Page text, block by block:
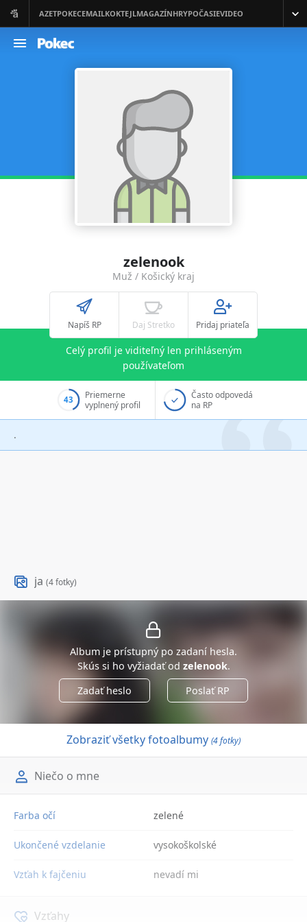
zelenook
Muž / Košický kraj
Napíš RP Daj Stretko Pridaj priateľa
Celý profil je viditeľný len prihláseným
používateľom
43
Priemerne
vyplnený profil
Často odpovedá
na RP
.
ja(4 fotky)
Album je prístupný po zadaní hesla.
Skús si ho vyžiadať od zelenook.
Zadať heslo
Poslať RP
Zobraziť všetky fotoalbumy (4 fotky)
Niečo o mne
Farba očí zelené
Ukončené vzdelanie vysokoškolské
Vzťah k fajčeniu nevadí mi
Vzťahy